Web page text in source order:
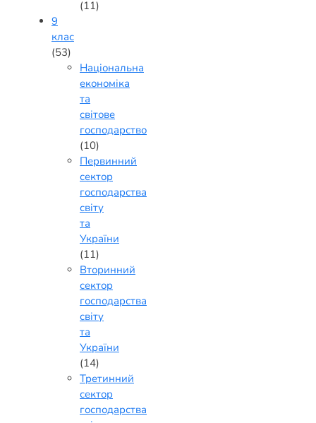
(11)
9
клас
(53)
Національна
економіка
та
світове
господарство
(10)
Первинний
сектор
господарства
світу
та
України
(11)
Вторинний
сектор
господарства
світу
та
України
(14)
Третинний
сектор
господарства